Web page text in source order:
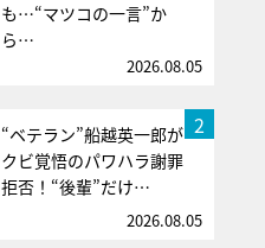
も…“マツコの一言”か
ら…
2026.08.05
2
“ベテラン”船越英一郎が
クビ覚悟のパワハラ謝罪
拒否！“後輩”だけ…
2026.08.05